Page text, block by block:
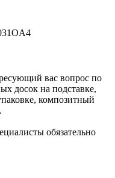
вас вопрос по
досок на подставке,
композитный
обязательно